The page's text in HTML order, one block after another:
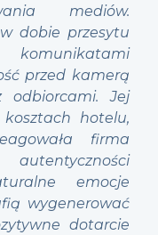
mediów.
dobie przesytu
przed kamerą
odbiorcami. Jej
hotelu,
firma
emocje
wygenerować
dotarcie